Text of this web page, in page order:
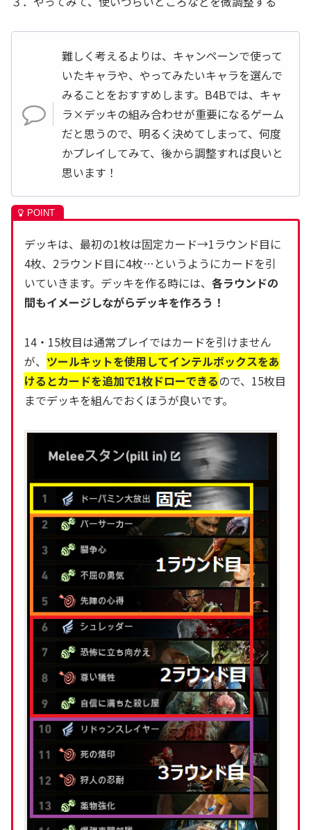
難しく考えるよりは、キャンペーンで使って
いたキャラや、やってみたいキャラを選んで
みることをおすすめします。B4Bでは、キャ
ラ×デッキの組み合わせが重要になるゲーム
だと思うので、明るく決めてしまって、何度
かプレイしてみて、後から調整すれば良いと
思います！
デッキは、最初の1枚は固定カード→1ラウンド目に
4枚、2ラウンド目に4枚…というようにカードを引
いていきます。デッキを作る時には、 各ラウンドの
間もイメージしながらデッキを作ろう！
14・15枚目は通常プレイではカードを引けません
が、 ツールキットを使用してインテルボックスをあ
けるとカードを追加で1枚ドローできるので、15枚目
までデッキを組んでおくほうが良いです。